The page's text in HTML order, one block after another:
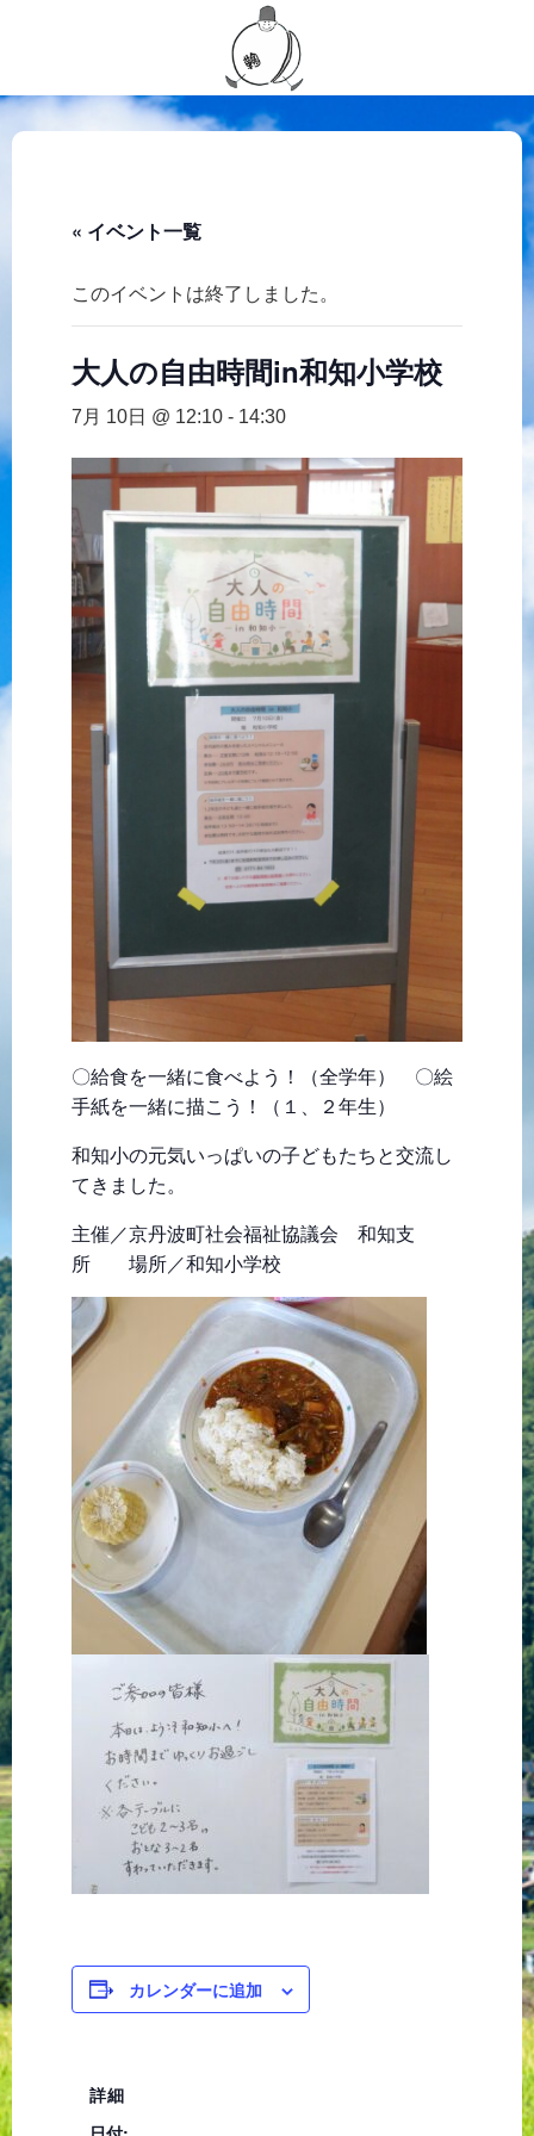
« イベント一覧
このイベントは終了しました。
大人の自由時間in和知小学校
7月 10日 @ 12:10 - 14:30
〇給食を一緒に食べよう！（全学年） 〇絵
手紙を一緒に描こう！（１、２年生）
和知小の元気いっぱいの子どもたちと交流し
てきました。
主催／京丹波町社会福祉協議会 和知支
所 場所／和知小学校
カレンダーに追加
詳細